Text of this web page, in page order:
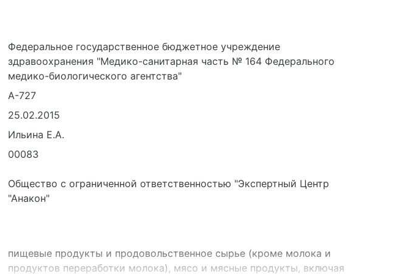
Федеральное государственное бюджетное учреждение
здравоохранения "Медико-санитарная часть № 164 Федерального
медико-биологического агентства"
А-727
25.02.2015
Ильина Е.А.
00083
Общество с ограниченной ответственностью "Экспертный Центр
"Анакон"
пищевые продукты и продовольственное сырье (кроме молока и
продуктов переработки молока), мясо и мясные продукты, включая